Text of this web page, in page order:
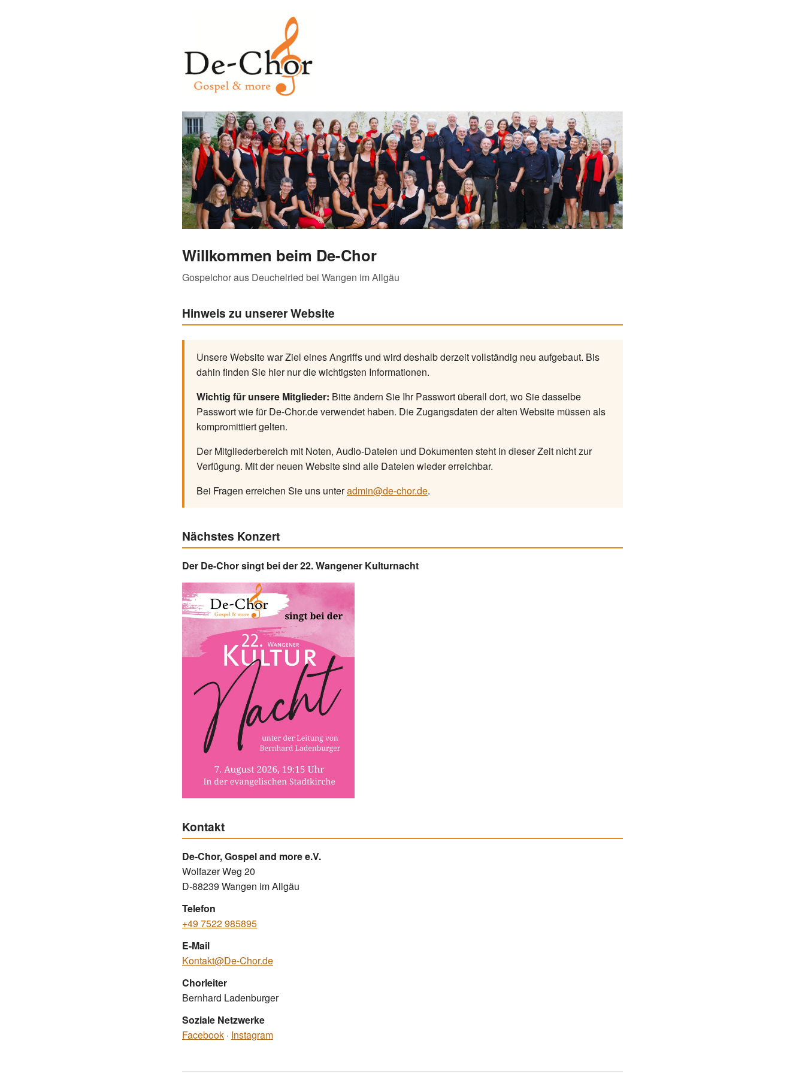
Willkommen beim De-Chor
Gospelchor aus Deuchelried bei Wangen im Allgäu
Hinweis zu unserer Website
Unsere Website war Ziel eines Angriffs und wird deshalb derzeit vollständig neu aufgebaut. Bis
dahin finden Sie hier nur die wichtigsten Informationen.
Wichtig für unsere Mitglieder: Bitte ändern Sie Ihr Passwort überall dort, wo Sie dasselbe
Passwort wie für De-Chor.de verwendet haben. Die Zugangsdaten der alten Website müssen als
kompromittiert gelten.
Der Mitgliederbereich mit Noten, Audio-Dateien und Dokumenten steht in dieser Zeit nicht zur
Verfügung. Mit der neuen Website sind alle Dateien wieder erreichbar.
Bei Fragen erreichen Sie uns unteradmin@de-chor.de.
Nächstes Konzert
Der De-Chor singt bei der 22. Wangener Kulturnacht
Kontakt
De-Chor, Gospel and more e.V.
Wolfazer Weg 20
D-88239 Wangen im Allgäu
Telefon
+49 7522 985895
E-Mail
Kontakt@De-Chor.de
Chorleiter
Bernhard Ladenburger
Soziale Netzwerke
Facebook · Instagram